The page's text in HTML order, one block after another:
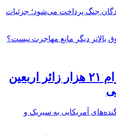
جنگ پرداخت می‌شود؛ جزئیات
بالاتر دیگر مانع مهاجرت نیست؟
اینفوگرافیک؛ اعزام ۲۱ هزار زائر اربعین